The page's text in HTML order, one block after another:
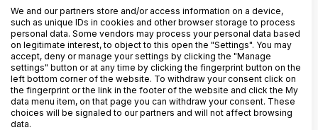
10. 3. 2025 František Nonnemann
Ani oprávněný zájem nezachrání vše
We and our partners store and/or access information on a device,
such as unique IDs in cookies and other browser storage to process
personal data. Some vendors may process your personal data based
on legitimate interest, to object to this open the "Settings". You may
accept, deny or manage your settings by clicking the "Manage
settings" button or at any time by clicking the fingerprint button on the
left bottom corner of the website. To withdraw your consent click on
the fingerprint or the link in the footer of the website and click the My
data menu item, on that page you can withdraw your consent. These
choices will be signaled to our partners and will not affect browsing
data.